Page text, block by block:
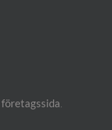
företagssida